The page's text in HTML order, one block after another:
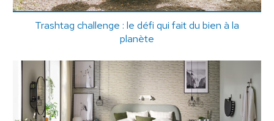
Trashtag challenge : le défi qui fait du bien à la
planète